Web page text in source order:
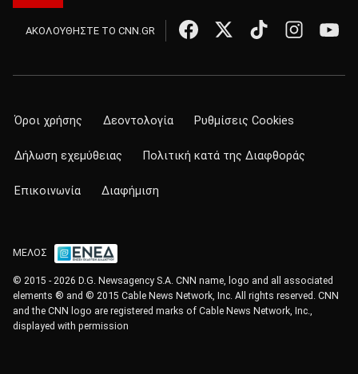
ΑΚΟΛΟΥΘΗΣΤΕ ΤΟ CNN.GR
Όροι χρήσης Δεοντολογία Ρυθμίσεις Cookies
Δήλωση εχεμύθειας Πολιτική κατά της Διαφθοράς
Επικοινωνία Διαφήμιση
ΜΕΛΟΣ
© 2015 - 2026 D.G. Newsagency S.A. CNN name, logo and all associated
elements ® and © 2015 Cable News Network, Inc. All rights reserved. CNN
and the CNN logo are registered marks of Cable News Network, Inc.,
displayed with permission